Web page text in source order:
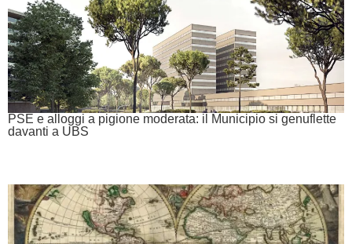
PSE e alloggi a pigione moderata: il Municipio si genuflette
davanti a UBS